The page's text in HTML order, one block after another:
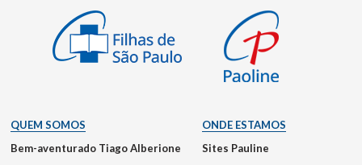
QUEM SOMOS
Bem-aventurado Tiago Alberione
ONDE ESTAMOS
Sites Pauline